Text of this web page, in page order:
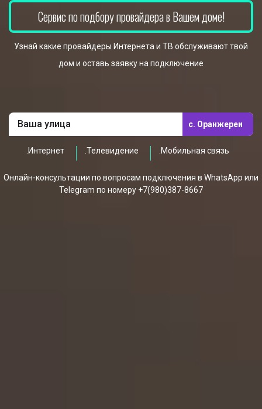
Сервис по подбору провайдера в Вашем доме!
Узнай какие провайдеры Интернета и ТВ обслуживают твой
дом и оставь заявку на подключение
с. Оранжереи
.Интернет .Телевидение .Мобильная связь
Онлайн-консультации по вопросам подключения в WhatsApp или
Telegram по номеру +7(980)387-8667